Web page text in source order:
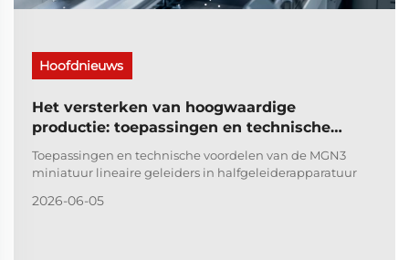
Hoofdnieuws
Het versterken van hoogwaardige
productie: toepassingen en technische
voordelen van de MGN3 miniatuur lineaire
geleiders in halfgeleiderapparatuur
Toepassingen en technische voordelen van de MGN3
miniatuur lineaire geleiders in halfgeleiderapparatuur
2026-06-05